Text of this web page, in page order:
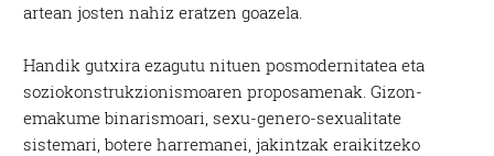
artean josten nahiz eratzen goazela.
Handik gutxira ezagutu nituen posmodernitatea eta
soziokonstrukzionismoaren proposamenak. Gizon-
emakume binarismoari, sexu-genero-sexualitate
sistemari, botere harremanei, jakintzak eraikitzeko